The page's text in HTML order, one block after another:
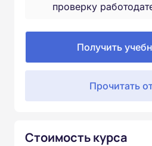
проверку
Получить
Прочитать
Стоимость курса